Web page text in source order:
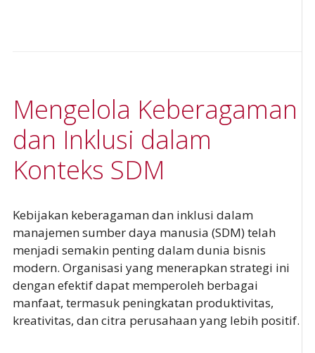
Mengelola Keberagaman
dan Inklusi dalam
Konteks SDM
Kebijakan keberagaman dan inklusi dalam
manajemen sumber daya manusia (SDM) telah
menjadi semakin penting dalam dunia bisnis
modern. Organisasi yang menerapkan strategi ini
dengan efektif dapat memperoleh berbagai
manfaat, termasuk peningkatan produktivitas,
kreativitas, dan citra perusahaan yang lebih positif.